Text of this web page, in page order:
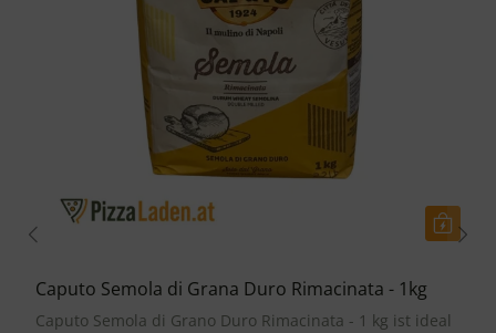
Caputo Semola di Grana Duro Rimacinata - 1kg
Caputo Semola di Grano Duro Rimacinata - 1 kg ist ideal